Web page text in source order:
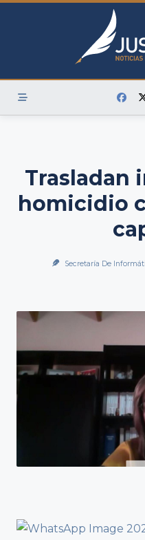
Skip
Trasladan
homicidio
Secretaría De